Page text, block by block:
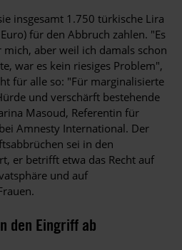
insgesamt 1.750 türkische Lira
für den Abbruch zahlen. "Es
aber weil ich damals schon
war es kein riesiges Problem",
für alle so: "Für marginalisierte
und verschärft bestehende
Masoud, Referentin für
Amnesty International. Der
sei in den
er betrifft etwa das Recht auf
und auf
den Eingriff ab